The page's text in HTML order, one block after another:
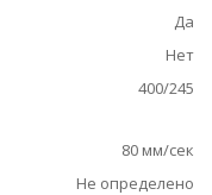
Да
Нет
400/245
80 мм/сек
Не определено